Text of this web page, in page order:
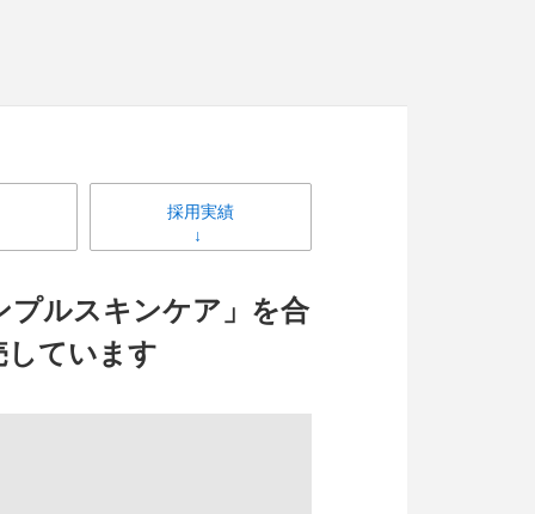
採用実績
プルスキンケア」を合
しています